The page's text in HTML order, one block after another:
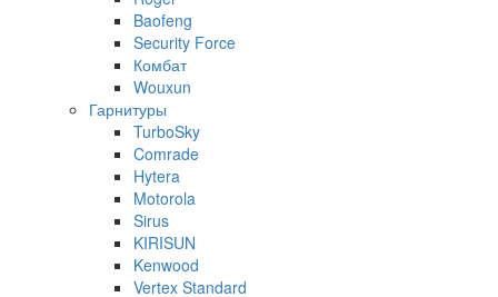
Baofeng
Security Force
Комбат
Wouxun
Гарнитуры
TurboSky
Comrade
Hytera
Motorola
Sirus
KIRISUN
Kenwood
Vertex Standard